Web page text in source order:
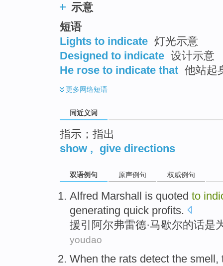
示意
短语
Lights to indicate 灯光示意
Designed to indicate 设计示意
He rose to indicate that 他站起
更多网络短语
同近义词
指示；指出
show , give directions
双语例句 原声例句 权威例句
Alfred Marshall is quoted to
generating quick profits.
援引 阿尔弗雷德·马歇尔的话是
youdao
When the rats detect the smell ,